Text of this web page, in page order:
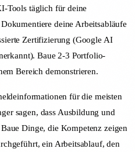
Tools täglich für deine
deine Arbeitsabläufe
Zertifizierung (Google AI
Baue 2-3 Portfolio-
Bereich demonstrieren.
für die meisten
sagen, dass Ausbildung und
Dinge, die Kompetenz zeigen
ein Arbeitsablauf, den